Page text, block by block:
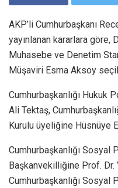
AKP’li Cumhurbaşkanı
yayınlanan kararlara göre,
Muhasebe ve Denetim
Müşaviri Esma Aksoy
Cumhurbaşkanlığı Hukuk
Ali Tektaş,
Kurulu üyeliğine Hüsnüye
Cumhurbaşkanlığı Sosyal
Başkanvekilliğine Prof.
Cumhurbaşkanlığı